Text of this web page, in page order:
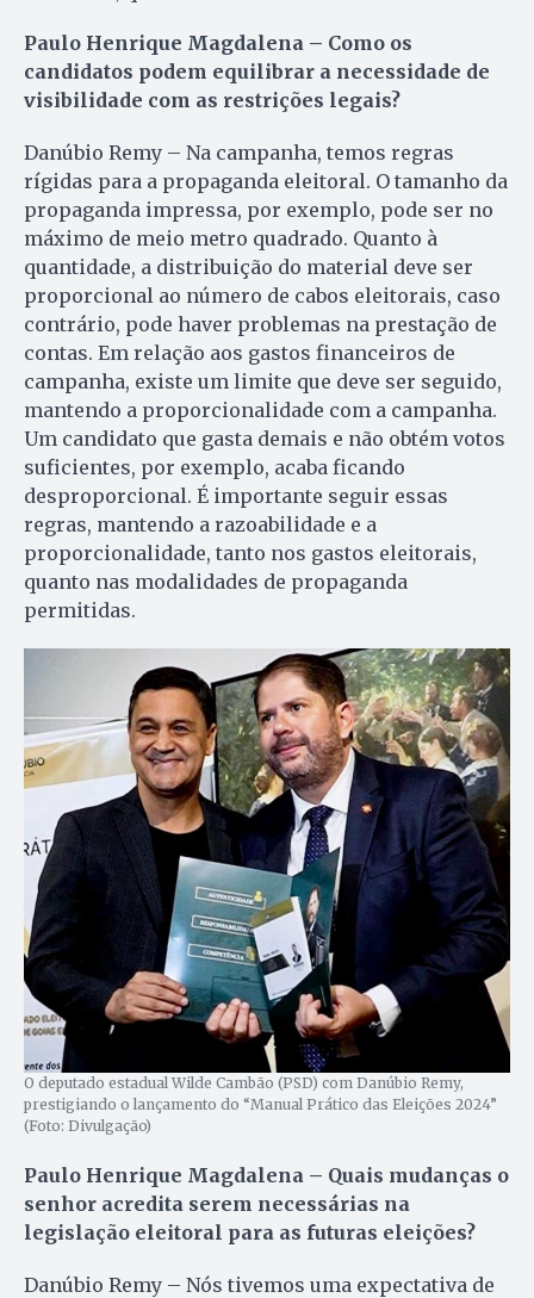
Paulo Henrique Magdalena – Como os
candidatos podem equilibrar a necessidade de
visibilidade com as restrições legais?
Danúbio Remy – Na campanha, temos regras
rígidas para a propaganda eleitoral. O tamanho da
propaganda impressa, por exemplo, pode ser no
máximo de meio metro quadrado. Quanto à
quantidade, a distribuição do material deve ser
proporcional ao número de cabos eleitorais, caso
contrário, pode haver problemas na prestação de
contas. Em relação aos gastos financeiros de
campanha, existe um limite que deve ser seguido,
mantendo a proporcionalidade com a campanha.
Um candidato que gasta demais e não obtém votos
suficientes, por exemplo, acaba ficando
desproporcional. É importante seguir essas
regras, mantendo a razoabilidade e a
proporcionalidade, tanto nos gastos eleitorais,
quanto nas modalidades de propaganda
permitidas.
O deputado estadual Wilde Cambão (PSD) com Danúbio Remy,
prestigiando o lançamento do “Manual Prático das Eleições 2024”
(Foto: Divulgação)
Paulo Henrique Magdalena – Quais mudanças o
senhor acredita serem necessárias na
legislação eleitoral para as futuras eleições?
Danúbio Remy – Nós tivemos uma expectativa de